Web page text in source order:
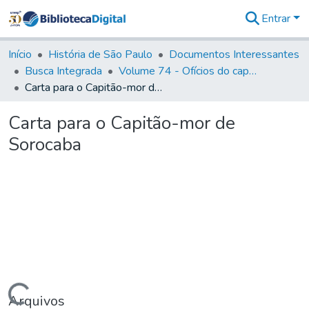
&
Coleções
Tudo na
Biblioteca
Estatísticas
Entrar
Início História de São Paulo
Documentos Interessantes
Busca Integrada
Volume 74 - Ofícios do capitão General Martim Lopes Lobo de Saldanha às Câmaras e Comandantes da Capitania (1775)
Carta para o Capitão-mor de Sorocaba
Carta para o Capitão-mor de
Sorocaba
Arquivos